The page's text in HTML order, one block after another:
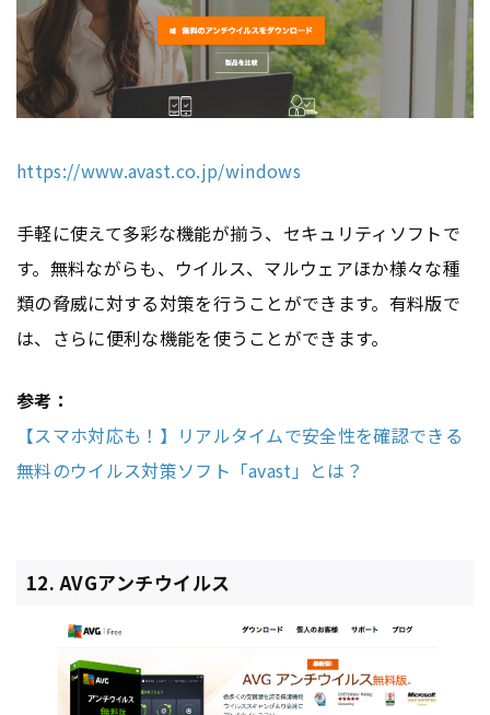
https://www.avast.co.jp/windows
手軽に使えて多彩な機能が揃う、セキュリティソフトで
す。無料ながらも、ウイルス、マルウェアほか様々な種
類の脅威に対する対策を行うことができます。有料版で
は、さらに便利な機能を使うことができます。
参考：
【スマホ対応も！】リアルタイムで安全性を確認できる
無料のウイルス対策ソフト「avast」とは？
12. AVGアンチウイルス